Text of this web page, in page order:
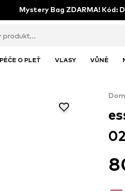
Mystery Bag ZDARMA! Kód:
PÉČE O PLEŤ VLASY VŮNĚ